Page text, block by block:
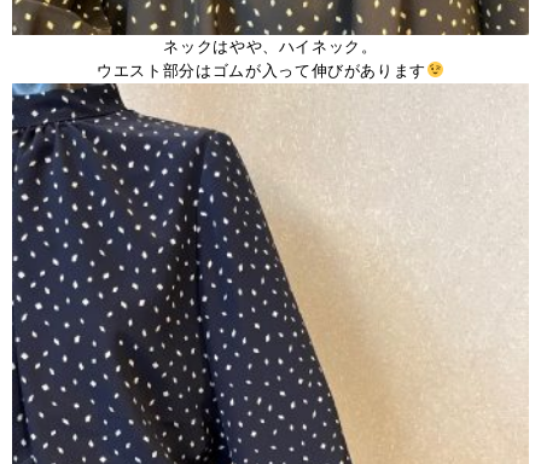
ネックはやや、ハイネック。
ウエスト部分はゴムが入って伸びがあります